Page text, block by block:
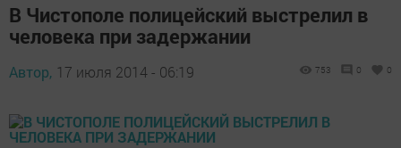
В Чистополе полицейский выстрелил в
человека при задержании
Автор, 17 июля 2014 - 06:19 753 0 0